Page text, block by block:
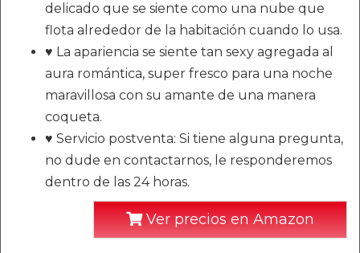
delicado que se siente como una nube que
flota alrededor de la habitación cuando lo usa.
♥ La apariencia se siente tan sexy agregada al
aura romántica, super fresco para una noche
maravillosa con su amante de una manera
coqueta.
♥ Servicio postventa: Si tiene alguna pregunta,
no dude en contactarnos, le responderemos
dentro de las 24 horas.
Ver precios en Amazon